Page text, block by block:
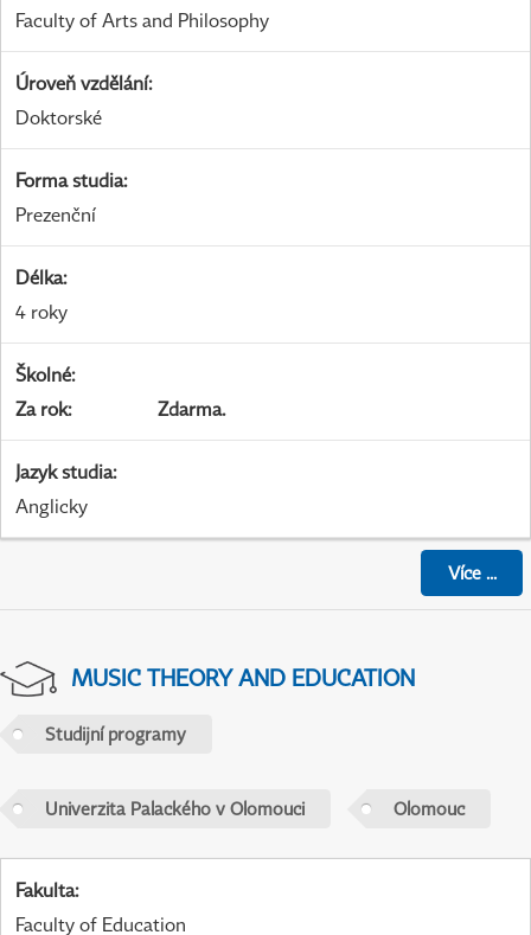
Faculty of Arts and Philosophy
Úroveň vzdělání:
Doktorské
Forma studia:
Prezenční
Délka:
4 roky
Školné:
Za rok: Zdarma.
Jazyk studia:
Anglicky
Více...
MUSIC THEORY AND EDUCATION
Studijní programy
Univerzita Palackého v Olomouci Olomouc
Fakulta:
Faculty of Education